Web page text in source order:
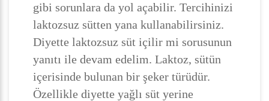
gibi sorunlara da yol açabilir. Tercihinizi
laktozsuz sütten yana kullanabilirsiniz.
Diyette laktozsuz süt içilir mi sorusunun
yanıtı ile devam edelim. Laktoz, sütün
içerisinde bulunan bir şeker türüdür.
Özellikle diyette yağlı süt yerine